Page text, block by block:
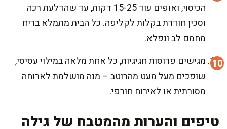
הכיסוי, ואופים עוד 15-25 דקות, עד שהדלעת רכה
וסכין חודרת בקלות לקליפה. כל הבית מתמלא בריח
מחמם לב ונפלא.
מגישים פרוסות חגיגיות, כל אחת מלאה במילוי עסיסי,
שופכים מעל מעט מהרוטב – מנה מושלמת לארוחה
מסורתית או לאירוח חורפי.
טיפים והערות מהמטבח של גילה